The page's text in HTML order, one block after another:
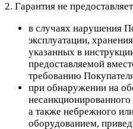
2. Гарантия не
в случаях нарушения
эксплуатации,
указанных в
предоставляемой
требованию
при обнаружении на
а также небрежного
оборудованием,